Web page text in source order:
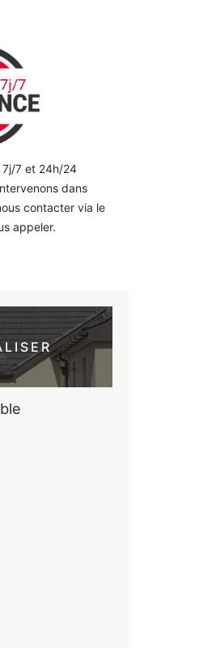
7j/7 et 24h/24
dans
contacter via le
appeler.